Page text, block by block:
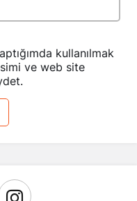
kullanılmak
ve web site